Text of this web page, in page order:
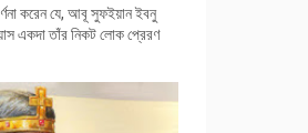
করেন যে, আবূ সুফইয়ান ইবনু
একদা তাঁর নিকট লোক প্রেরণ